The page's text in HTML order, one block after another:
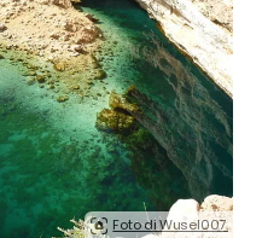
Foto di Wusel007.